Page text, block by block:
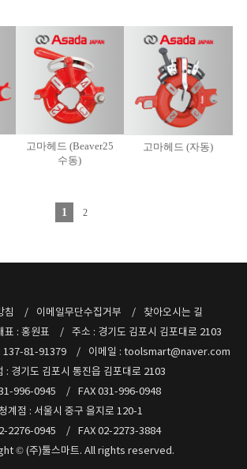
고마헤드 (Beaver25
수동)
고마헤드 (자동)
1 2
침 이메일무단수집거부
찾아오시는 길
표 : 홍원표
주소 : 경기도 김포시 김포대로 2103
137-81-91379
이메일 : toolsmart@naver.com
: 경기도 김포시 통진읍 김포대로 2103
996-0945
FAX 031-996-0948
청계점 : 서울시 중구 을지로 120-1
2276-0945
FAX 02-2273-3884
© (주)툴스마트. All rights reserved.